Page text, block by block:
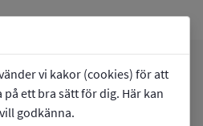
vi kakor (cookies) för att
ett bra sätt för dig. Här kan
godkänna.
arrow_forward